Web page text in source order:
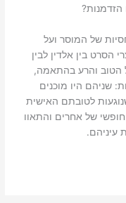
של המוסר ועל
הסרט בין אלדין לבין
והרע בהתאמה,
שניהם היו מוכנים
לטובתם האישית
של אחרים והתאוו
עיניהם.